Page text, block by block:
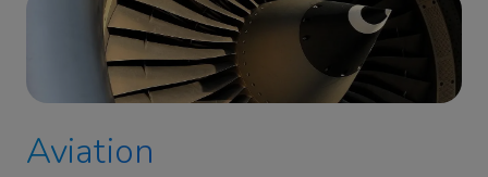
Aviation